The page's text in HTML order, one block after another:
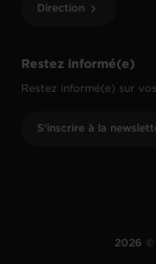
Restez informé(e)
Restez informé(e) sur
S'inscrire à la
Direction
2026 ©